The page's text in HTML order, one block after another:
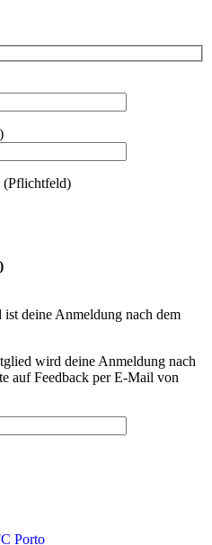
(Pflichtfeld)
deine Anmeldung nach dem
wird deine Anmeldung nach
auf Feedback per E-Mail von
Porto